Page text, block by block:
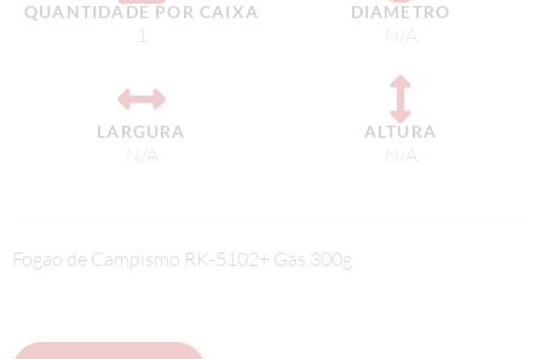
QUANTIDADE POR CAIXA
1
LARGURA
N/A
DIAMETRO
N/A
ALTURA
N/A
Fogão de Campismo RK-5102+ Gás 300g